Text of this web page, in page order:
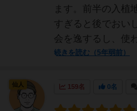
ます。前半の入植
すぎると後でおい
会を逸するし、使
続きを読む（5年弱前）
159名 0名
仙人